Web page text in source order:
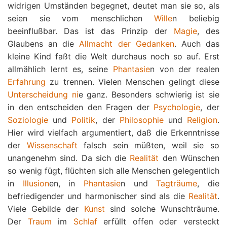
widrigen Umständen begegnet, deutet man sie so, als
seien sie vom menschlichenWillen beliebig
beeinflußbar. Das ist das Prinzip der Magie, des
Glaubens an dieAllmacht der Gedanken. Auch das
kleine Kind faßt die Welt durchaus noch so auf. Erst
allmählich lernt es, seine Phantasien von der realen
Erfahrung zu trennen. Vielen Menschen gelingt diese
Unterscheidung nie ganz. Besonders schwierig ist sie
in den entscheiden den Fragen der Psychologie, der
Soziologie und Politik, der Philosophieund Religion.
Hier wird vielfach argumentiert, daß die Erkenntnisse
der Wissenschaft falsch sein müßten, weil sie so
unangenehm sind. Da sich die Realität den Wünschen
so wenig fügt, flüchten sich alle Menschen gelegentlich
in Illusionen, in Phantasien undTagträume, die
befriedigender und harmonischer sind als die Realität.
Viele Gebilde der Kunst sind solche Wunschträume.
Der Traum im Schlaferfüllt offen oder versteckt